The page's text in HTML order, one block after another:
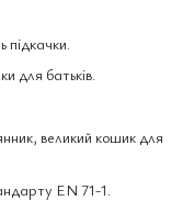
підкачки.
для батьків.
великий кошик для
EN 71-1.